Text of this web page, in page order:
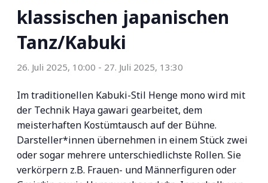
klassischen japanischen
Tanz/Kabuki
26. Juli 2025, 10:00 - 27. Juli 2025, 13:30
Im traditionellen Kabuki-Stil Henge mono wird mit
der Technik Haya gawari gearbeitet, dem
meisterhaften Kostümtausch auf der Bühne.
Darsteller*innen übernehmen in einem Stück zwei
oder sogar mehrere unterschiedlichste Rollen. Sie
verkörpern z.B. Frauen- und Männerfiguren oder